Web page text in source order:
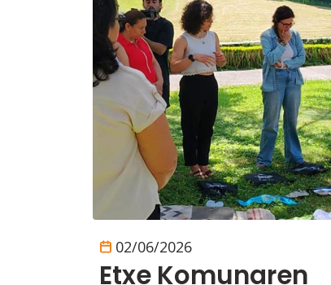
02/06/2026
Etxe Komunaren